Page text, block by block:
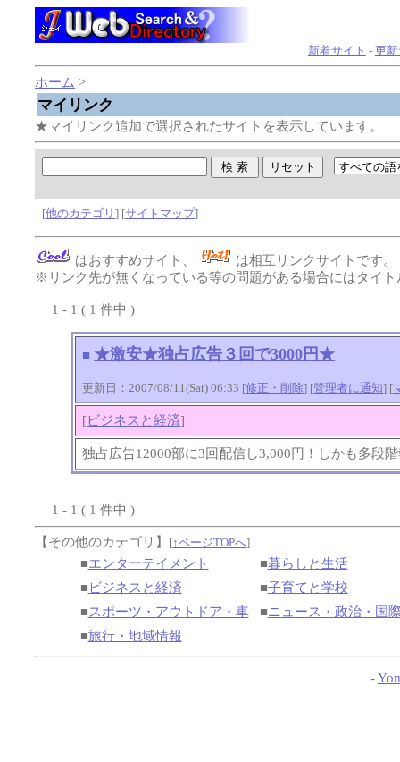
新着サイト - 更
ホーム >
マイリンク
★マイリンク追加で選択されたサイトを表示しています。
[他のカテゴリ] [サイトマップ]
はおすすめサイト、
は相互リンクサイトです。
※リンク先が無くなっている等の問題がある場合にはタイト
1 - 1 ( 1 件中 )
■ ★激安★独占広告３回で3000円★
更新日：2007/08/11(Sat) 06:33 [修正・削除] [管理者に通知] [
[ビジネスと経済]
独占広告12000部に3回配信し3,000円！しかも多段
1 - 1 ( 1 件中 )
【その他のカテゴリ】 [↑ページTOPへ]
■エンターテイメント ■暮らしと生活
■ ビジネスと経済 ■子育てと学校
■スポーツ・アウトドア・車 ■ニュース・政治・国
■旅行・地域情報
-